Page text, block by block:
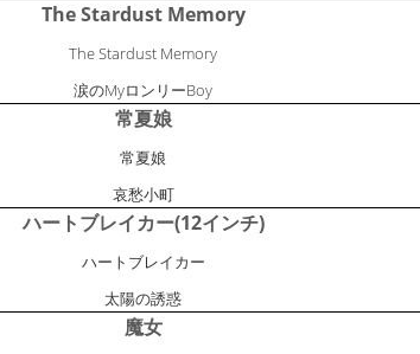
The Stardust Memory
The Stardust Memory
涙のMyロンリーBoy
常夏娘
常夏娘
哀愁小町
ハートブレイカー(12インチ)
ハートブレイカー
太陽の誘惑
魔女